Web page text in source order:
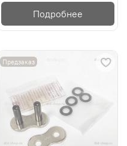
Подробнее
Предзаказ